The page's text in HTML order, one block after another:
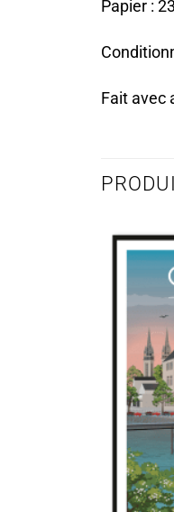
Papier :
Fait avec